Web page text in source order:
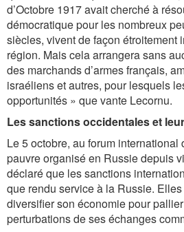
d’Octobre 1917 avait cherché à
démocratique pour les nombreux
siècles, vivent de façon étroitement
région. Mais cela arrangera sans
des marchands d’armes français,
israéliens et autres, pour lesquels
opportunités » que vante Lecornu.
Les sanctions occidentales et
Le 5 octobre, au forum
pauvre organisé en Russie depuis
déclaré que les sanctions
que rendu service à la Russie.
diversifier son économie pour
perturbations de ses échanges